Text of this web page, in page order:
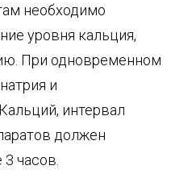
необходимо
уровня кальция,
При одновременном
и
интервал
должен
часов.